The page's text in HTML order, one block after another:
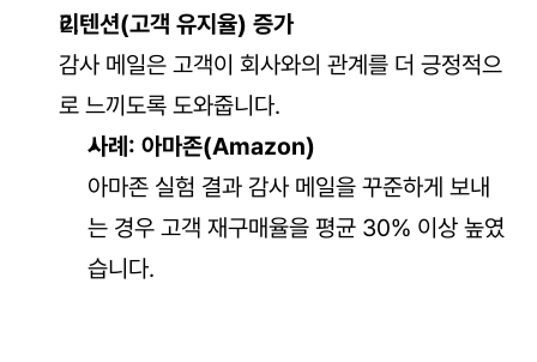
리텐션(고객 유지율) 증가
감사 메일은 고객이 회사와의 관계를 더 긍정적으
로 느끼도록 도와줍니다.
사례: 아마존(Amazon)
아마존 실험 결과 감사 메일을 꾸준하게 보내
는 경우 고객 재구매율을 평균 30% 이상 높였
습니다.